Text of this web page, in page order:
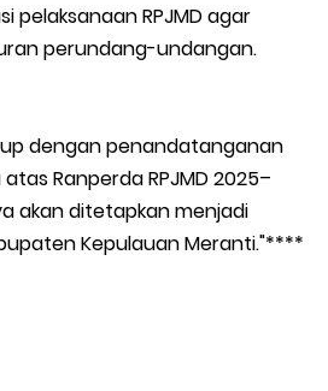
pelaksanaan RPJMD agar
perundang-undangan.
dengan penandatanganan
Ranperda RPJMD 2025–
akan ditetapkan menjadi
Kepulauan Meranti."****